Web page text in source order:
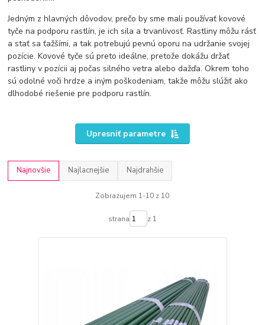
Jedným z hlavných dôvodov, prečo by sme mali používať kovové
tyče na podporu rastlín, je ich sila a trvanlivosť. Rastliny môžu rásť
a stať sa ťažšími, a tak potrebujú pevnú oporu na udržanie svojej
pozície. Kovové tyče sú preto ideálne, pretože dokážu držať
rastliny v pozícii aj počas silného vetra alebo dažďa. Okrem toho
sú odolné voči hrdze a iným poškodeniam, takže môžu slúžiť ako
dlhodobé riešenie pre podporu rastlín.
Upresniť parametre
Najnovšie Najlacnejšie Najdrahšie
Zobrazujem 1-10 z 10
strana z 1